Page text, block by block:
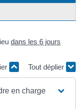
dans les 6 jours
Tout déplier
en charge